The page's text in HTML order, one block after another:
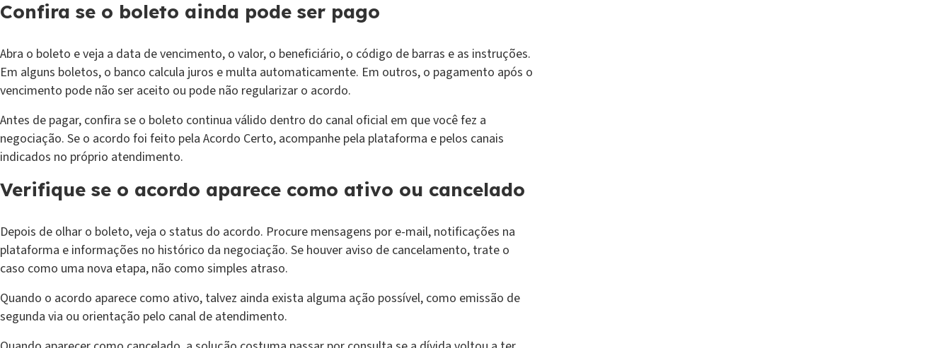
Confira se o boleto ainda pode ser pago
Abra o boleto e veja a data de vencimento, o valor, o beneficiário, o código de barras e as instruções.
Em alguns boletos, o banco calcula juros e multa automaticamente. Em outros, o pagamento após o
vencimento pode não ser aceito ou pode não regularizar o acordo.
Antes de pagar, confira se o boleto continua válido dentro do canal oficial em que você fez a
negociação. Se o acordo foi feito pela Acordo Certo, acompanhe pela plataforma e pelos canais
indicados no próprio atendimento.
Verifique se o acordo aparece como ativo ou cancelado
Depois de olhar o boleto, veja o status do acordo. Procure mensagens por e-mail, notificações na
plataforma e informações no histórico da negociação. Se houver aviso de cancelamento, trate o
caso como uma nova etapa, não como simples atraso.
Quando o acordo aparece como ativo, talvez ainda exista alguma ação possível, como emissão de
segunda via ou orientação pelo canal de atendimento.